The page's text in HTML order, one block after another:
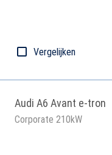
Vergelijken
Audi A6 Avant e-tron
Corporate 210kW